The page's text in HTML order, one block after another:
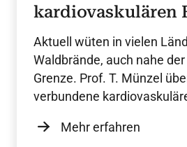
kardiovaskulären
Aktuell wüten in vielen
Waldbrände, auch nahe
Grenze. Prof. T. Münzel
verbundene
Mehr erfahren